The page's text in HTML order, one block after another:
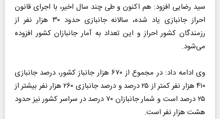
سید رضایی افزود: هم اکنون و طی چند سال اخیر، با اجرای قانون
احراز جانبازی یاد شده، سالانه جانبازی حدود ۳۰ هزار نفر از
رزمندگان کشور احراز و این تعداد به آمار جانبازان کشور افزوده
می‌شود.
وی ادامه داد: در مجموع از ۶۷۰ هزار جانباز کشور، درصد جانبازی
۴۱۰ هزار نفر کمتر از ۲۵ درصد و درصد جانبازی ۲۶۰ هزار نفر بیشتر از
۲۵ درصد است و شمار جانبازان ۷۰ درصد در سراسر کشور نیز حدود
هشت هزار نفر است.